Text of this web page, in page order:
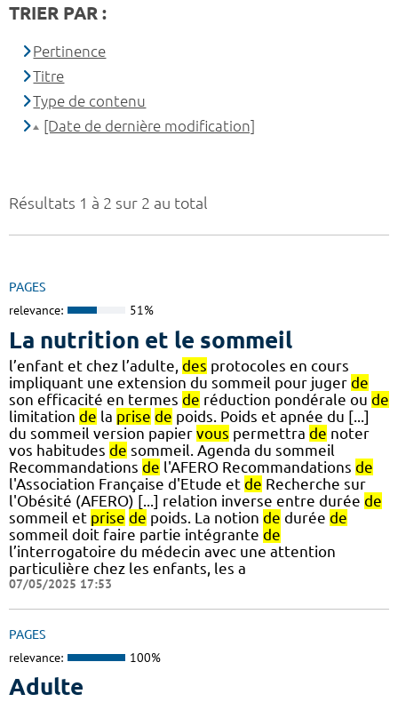
Résultats 1 à 2 sur 2 au total
PAGES
relevance: 51%
La nutrition et le sommeil
l’enfant et chez l’adulte, des protocoles en cours
impliquant une extension du sommeil pour juger de
son efficacité en termes de réduction pondérale ou de
limitation de la prise de poids. Poids et apnée du [...]
du sommeil version papier vous permettra de noter
vos habitudes de sommeil. Agenda du sommeil
Recommandations de l'AFERO Recommandations de
l'Association Française d'Etude et de Recherche sur
l'Obésité (AFERO) [...] relation inverse entre durée de
sommeil et prise de poids. La notion de durée de
sommeil doit faire partie intégrante de
l’interrogatoire du médecin avec une attention
particulière chez les enfants, les a
07/05/2025 17:53
PAGES
relevance: 100%
Adulte
TRIER PAR :
Pertinence
Titre
Type de contenu
[Date de dernière modification]